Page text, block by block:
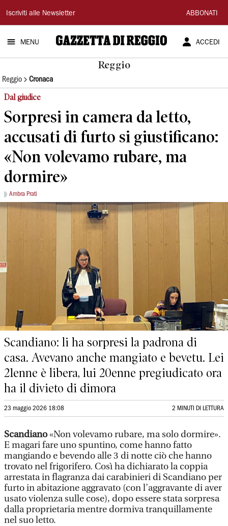
Gazzetta
di
Reggio
Iscriviti alle Newsletter ABBONATI
MENU ACCEDI
Reggio
Reggio Cronaca
Dal giudice
Sorpresi in camera da letto,
accusati di furto si giustificano:
«Non volevamo rubare, ma
dormire»
Ambra Prati
Scandiano: li ha sorpresi la padrona di
casa. Avevano anche mangiato e bevetu. Lei
21enne è libera, lui 20enne pregiudicato ora
ha il divieto di dimora
23 maggio 2026 18:08 2 MINUTI DI LETTURA
Scandiano«Non volevamo rubare, ma solo dormire».
E magari fare uno spuntino, come hanno fatto
mangiando e bevendo alle 3 di notte ciò che hanno
trovato nel frigorifero. Così ha dichiarato la coppia
arrestata in flagranza dai carabinieri di Scandiano per
furto in abitazione aggravato (con l’aggravante di aver
usato violenza sulle cose), dopo essere stata sorpresa
dalla proprietaria mentre dormiva tranquillamente
nel suo letto.